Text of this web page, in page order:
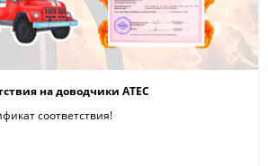
на доводчики ATEC
соответствия!